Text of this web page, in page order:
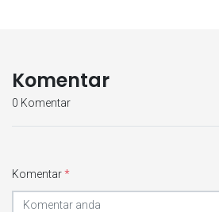
Komentar
0 Komentar
Komentar*